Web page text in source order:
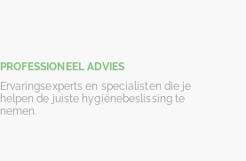
PROFESSIONEEL ADVIES
Ervaringsexperts en specialisten die je
helpen de juiste hygiënebeslissing te
nemen.